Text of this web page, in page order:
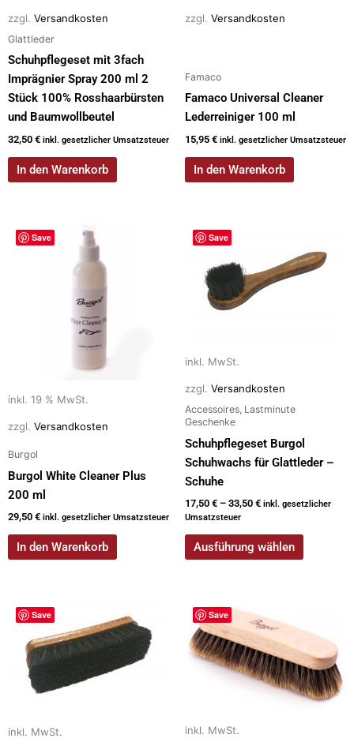
zzgl. Versandkosten
Glattleder
Schuhpflegeset mit 3fach
Imprägnier Spray 200 ml 2
Stück 100% Rosshaarbürsten
und Baumwollbeutel
32,50 € inkl. gesetzlicher Umsatzsteuer
In den Warenkorb
zzgl. Versandkosten
Famaco
Famaco Universal Cleaner
Lederreiniger 100 ml
15,95 € inkl. gesetzlicher Umsatzsteuer
In den Warenkorb
Save
inkl. 19 % MwSt.
zzgl. Versandkosten
Burgol
Burgol White Cleaner Plus
200 ml
29,50 € inkl. gesetzlicher Umsatzsteuer
In den Warenkorb
Save
inkl. MwSt.
zzgl. Versandkosten
Accessoires, Lastminute
Geschenke
Schuhpflegeset Burgol
Schuhwachs für Glattleder –
Schuhe
17,50 € – 33,50 € inkl. gesetzlicher
Umsatzsteuer
Ausführung wählen
Dieses
Produkt
weist
mehrere
Varianten
Optionen
auf
der
Produktseite
gewählt
werden
Save
inkl. MwSt.
Dieses
Produkt
weist
mehrere
Varianten
Optionen
Save
inkl. MwSt.
Dieses
Produkt
weist
mehrere
Optionen